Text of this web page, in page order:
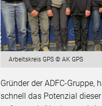
Arbeitskreis GPS © AK GPS
Gründer der ADFC-
schnell das Potenzial